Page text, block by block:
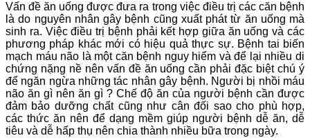
Vấn đề ăn uống được đưa ra trong việc điều trị các căn bệnh
là do nguyên nhân gây bệnh cũng xuất phát từ ăn uống mà
sinh ra. Việc điều trị bệnh phải kết hợp giữa ăn uống và các
phương pháp khác mới có hiệu quả thực sự. Bệnh tai biến
mạch máu não là một căn bệnh nguy hiểm và để lại nhiều di
chứng nặng nề nên vấn đề ăn uống cần phải đặc biệt chú ý
để ngăn ngừa những tác nhân gây bệnh. Người bị nhồi máu
não ăn gì nên ăn gì ? Chế độ ăn của người bệnh cần được
đảm bảo dưỡng chất cũng như cân đối sao cho phù hợp,
các thức ăn nên để dạng mềm giúp người bệnh dễ ăn, dễ
tiêu và dễ hấp thụ nên chia thành nhiều bữa trong ngày.